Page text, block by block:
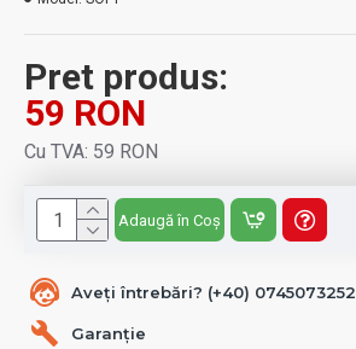
Aveți întrebări? (+40) 0745073252
Garanție
Pret produs:
59 RON
Cu TVA: 59 RON
Adaugă în Coș